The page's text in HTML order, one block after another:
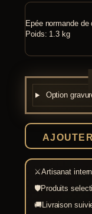
Epée normande
Poids: 1.3 kg
Option
⚔Artisanat
🛡Produits
🚚Livraison